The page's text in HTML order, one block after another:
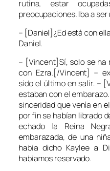
rutina, estar
preocupaciones. Iba a
– [Daniel]¿Ed está con
Daniel.
– [Vincent]Sí, solo se ha
con Ezra.[/Vincent] –
sido el último en salir. –
estaban con el
sinceridad que venía en
por fin se habían librado
echado la Reina
embarazada, de una
había dicho Kaylee a
habíamos reservado.